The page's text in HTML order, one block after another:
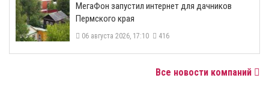
МегаФон запустил интернет для дачников
Пермского края
06 августа 2026, 17:10 416
Все новости компаний